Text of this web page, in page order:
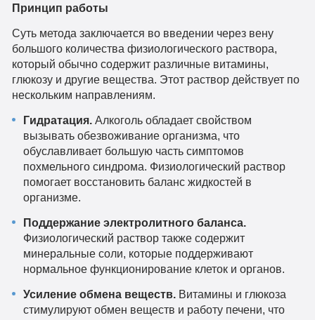
Принцип работы
Суть метода заключается во введении через вену
большого количества физиологического раствора,
который обычно содержит различные витамины,
глюкозу и другие вещества. Этот раствор действует по
нескольким направлениям.
Гидратация. Алкоголь обладает свойством
вызывать обезвоживание организма, что
обуславливает большую часть симптомов
похмельного синдрома. Физиологический раствор
помогает восстановить баланс жидкостей в
организме.
Поддержание электролитного баланса.
Физиологический раствор также содержит
минеральные соли, которые поддерживают
нормальное функционирование клеток и органов.
Усиление обмена веществ. Витамины и глюкоза
стимулируют обмен веществ и работу печени, что